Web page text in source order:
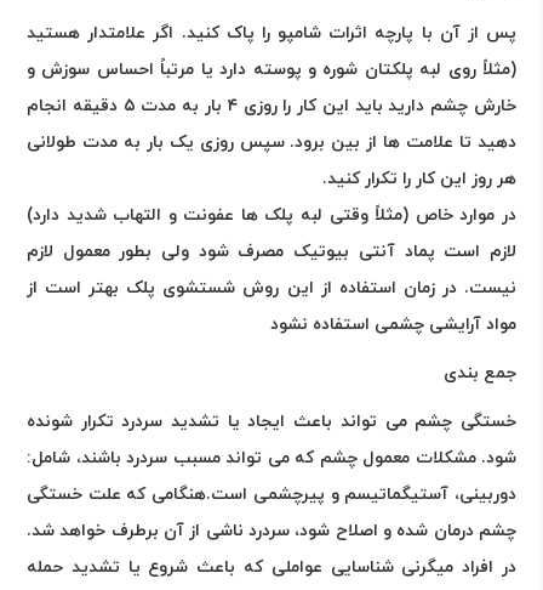
پس از آن با پارچه اثرات شامپو را پاک کنید. اگر علامتدار هستید
(مثلاً روی لبه پلکتان شوره و پوسته دارد یا مرتباً احساس سوزش و
خارش چشم دارید باید این کار را روزی ۴ بار به مدت ۵ دقیقه انجام
دهید تا علامت ها از بین برود. سپس روزی یک بار به مدت طولانی
هر روز این کار را تکرار کنید.
در موارد خاص (مثلاً وقتی لبه پلک ها عفونت و التهاب شدید دارد)
لازم است پماد آنتی بیوتیک مصرف شود ولی بطور معمول لازم
نیست. در زمان استفاده از این روش شستشوی پلک بهتر است از
مواد آرایشی چشمی استفاده نشود
جمع بندی
خستگی چشم می تواند باعث ایجاد یا تشدید سردرد تکرار شونده
شود. مشکلات معمول چشم که می تواند مسبب سردرد باشند، شامل:
دوربینی، آستیگماتیسم و پیرچشمی است.هنگامی که علت خستگی
چشم درمان شده و اصلاح شود، سردرد ناشی از آن برطرف خواهد شد.
در افراد میگرنی شناسایی عواملی که باعث شروع یا تشدید حمله